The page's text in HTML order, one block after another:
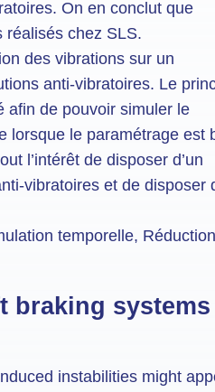
On en conclut que
réalisés chez SLS.
des vibrations sur un
anti-vibratoires. Le
afin de pouvoir simuler le
lorsque le paramétrage est
l’intérêt de disposer d’un
vibratoires et de disposer
temporelle,
braking systems
instabilities might